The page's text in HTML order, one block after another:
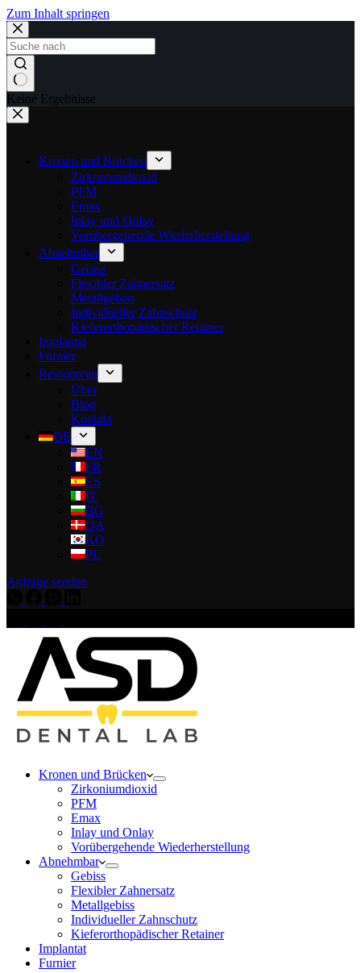
Zum Inhalt springen
Keine Ergebnisse
Kronen und Brücken
Zirkoniumdioxid
PFM
Emax
Inlay und Onlay
Vorübergehende Wiederherstellung
Abnehmbar
Gebiss
Flexibler Zahnersatz
Metallgebiss
Individueller Zahnschutz
Kieferorthopädischer Retainer
Implantat
Furnier
Ressourcen
Über
Blog
Kontakt
DE
EN
FR
ES
IT
BG
DA
KO
PL
Anfrage senden
Kronen und Brücken
Zirkoniumdioxid
PFM
Emax
Inlay und Onlay
Vorübergehende Wiederherstellung
Abnehmbar
Gebiss
Flexibler Zahnersatz
Metallgebiss
Individueller Zahnschutz
Kieferorthopädischer Retainer
Implantat
Furnier